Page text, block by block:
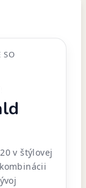
SO
v štýlovej